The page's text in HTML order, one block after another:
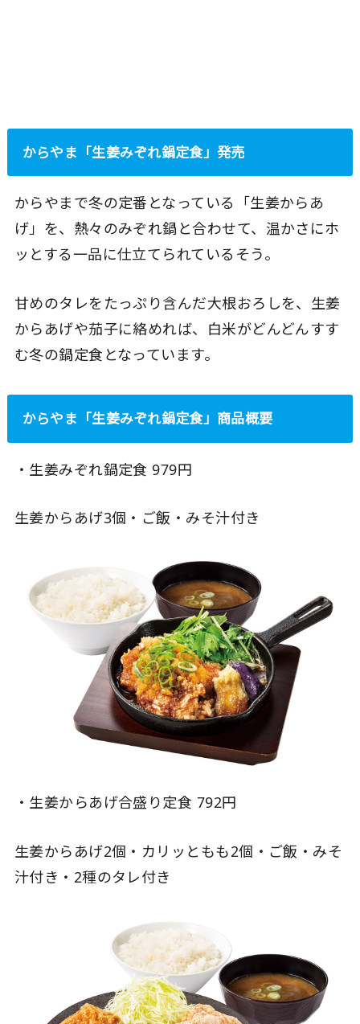
からやま「生姜みぞれ鍋定食」発売
からやまで冬の定番となっている「生姜からあ
げ」を、熱々のみぞれ鍋と合わせて、温かさにホ
ッとする一品に仕立てられているそう。
甘めのタレをたっぷり含んだ大根おろしを、生姜
からあげや茄子に絡めれば、白米がどんどんすす
む冬の鍋定食となっています。
からやま「生姜みぞれ鍋定食」商品概要
・生姜みぞれ鍋定食 979円
生姜からあげ3個・ご飯・みそ汁付き
・生姜からあげ合盛り定食 792円
生姜からあげ2個・カリッともも2個・ご飯・みそ
汁付き・2種のタレ付き